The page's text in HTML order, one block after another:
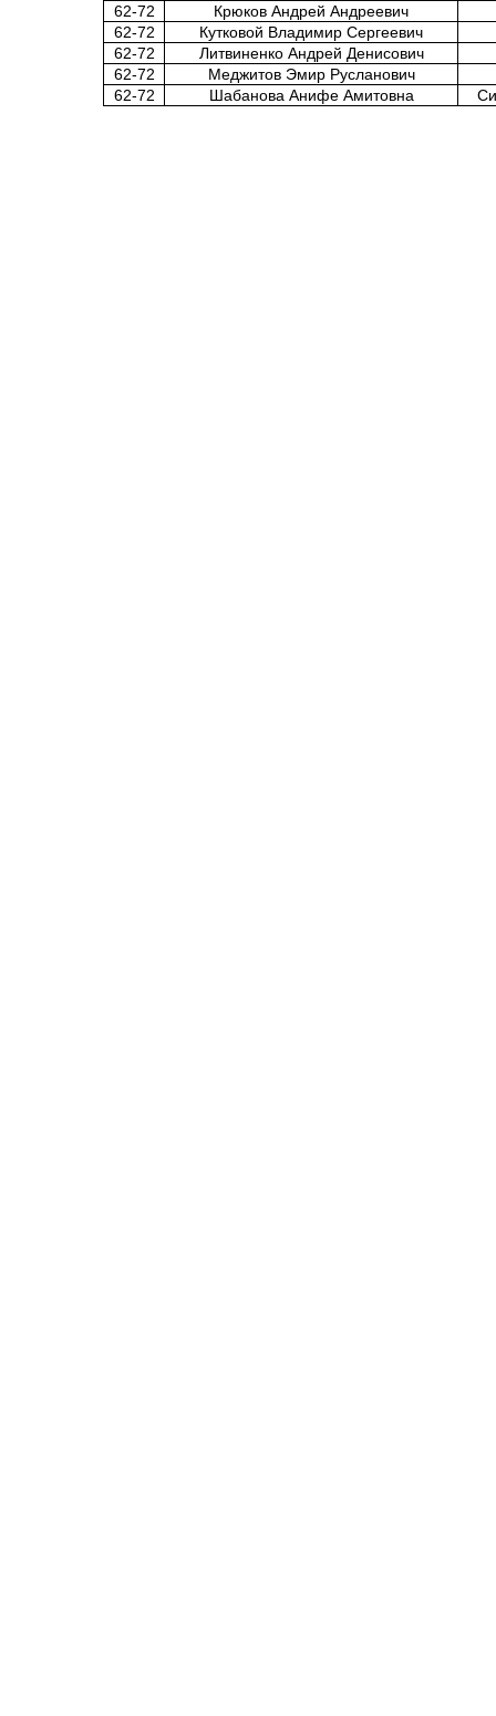
62-72
Крюков Андрей Андреевич
62-72
Кутковой Владимир Сергеевич
62-72
Литвиненко Андрей Денисович
62-72
Меджитов Эмир Русланович
62-72
Шабанова Анифе Амитовна